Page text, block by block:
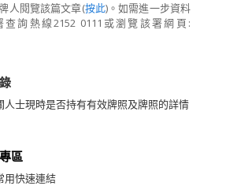
人閱覽該篇文章(按此)。如需進一步資料
詢熱線2152 0111或瀏覽該署網頁:
人士現時是否持有有效牌照及牌照的詳情
區
用快速連結